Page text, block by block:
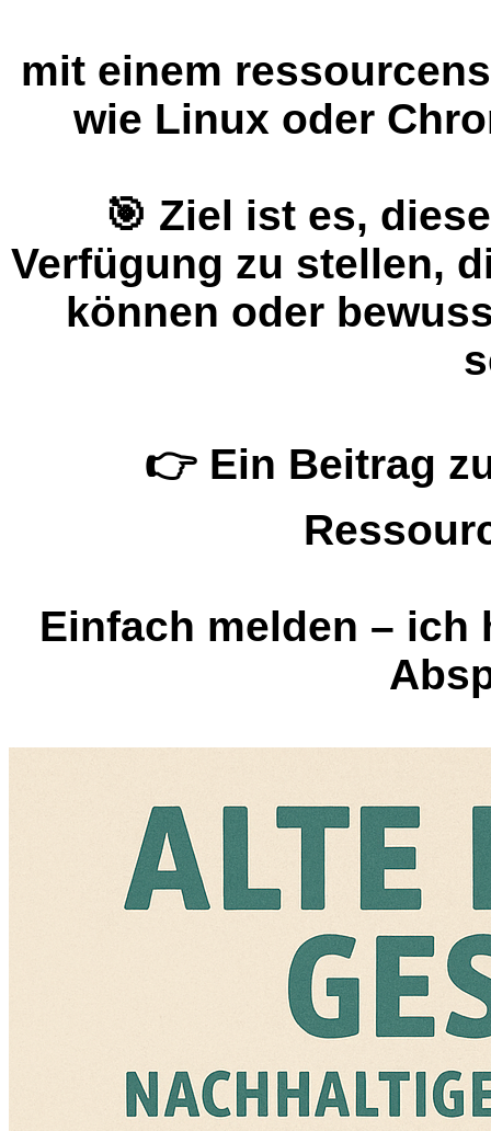
mit einem
wie Linux oder
🎯 Ziel ist es,
Verfügung zu stellen,
können oder
👉 Ein Beitrag
Einfach melden – ich